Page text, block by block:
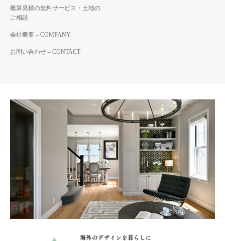
概算見積の無料サービス・土地の
ご相談
会社概要 – COMPANY
お問い合わせ – CONTACT